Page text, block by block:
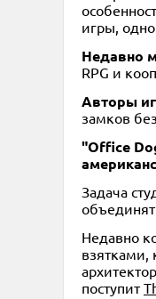
игры,
Недавно
RPG и
Авторы
замков
"Office
Задача
Недавно
взятками,
поступит